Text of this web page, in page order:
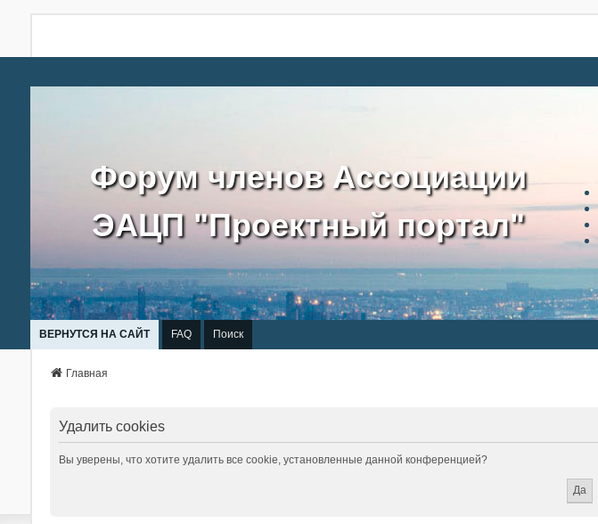
Форум членов Ассоциации
ЭАЦП "Проектный портал"
ВЕРНУТСЯ НА САЙТ FAQ Поиск
Главная
Удалить cookies
Вы уверены, что хотите удалить все cookie, установленные данной конференцией?